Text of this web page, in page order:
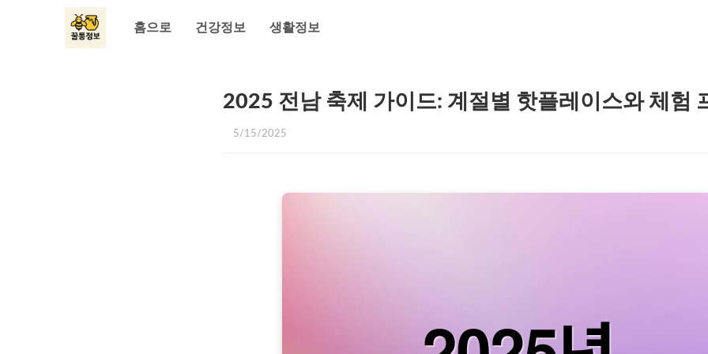
홈으로 건강정보 생활정보
2025 전남 축제 가이드: 계절별 핫플레이스와 체험
5/15/2025